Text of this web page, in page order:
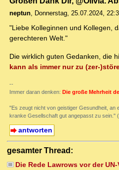
neptun, Donnerstag, 25.07.2024,
"Liebe Kolleginnen und Kollegen,
gerechteren Welt."
Die wirklich guten Gedanken, die
kann als immer nur zu (zer-
--
Immer daran denken: Die große Mehrheit
"Es zeugt nicht von geistiger Gesundheit, an
kranke Gesellschaft gut angepasst zu sein."
antworten
gesamter Thread:
Die Rede Lawrows vor der